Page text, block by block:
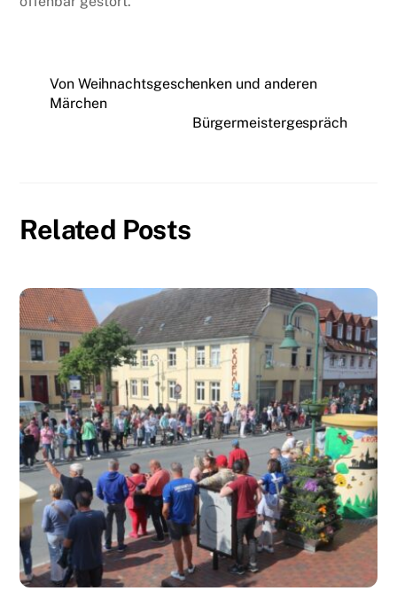
Von Weihnachtsgeschenken und anderen
Märchen
Bürgermeistergespräch
Related Posts